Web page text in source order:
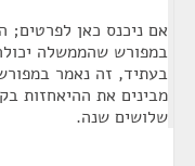
במפורש שהממשלה
בעתיד, זה נאמר
שלושים שנה.